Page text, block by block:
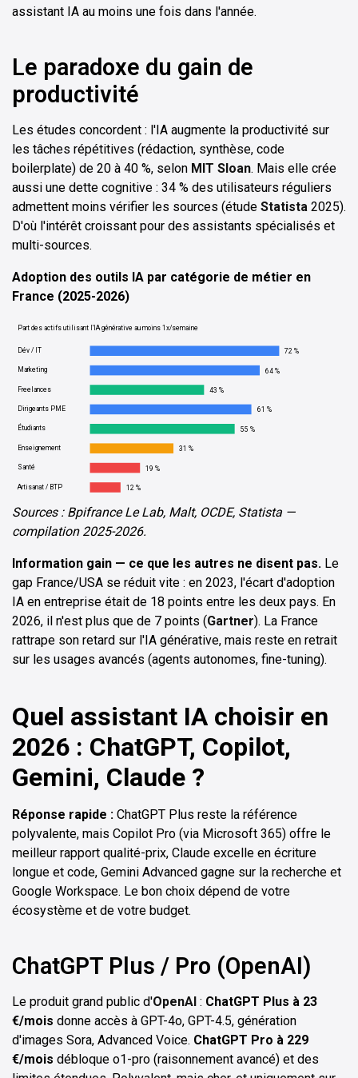
assistant IA au moins une fois dans l'année.
Le paradoxe du gain de
productivité
Les études concordent : l'IA augmente la productivité sur
les tâches répétitives (rédaction, synthèse, code
boilerplate) de 20 à 40 %, selon MIT Sloan. Mais elle crée
aussi une dette cognitive : 34 % des utilisateurs réguliers
admettent moins vérifier les sources (étude Statista 2025).
D'où l'intérêt croissant pour des assistants spécialisés et
multi-sources.
Adoption des outils IA par catégorie de métier en
France (2025-2026)
Part des actifs utilisant l'IA générative au moins 1x/semaine
Dév / IT 72 %
Marketing 64 %
Freelances 43 %
Dirigeants PME 61 %
Étudiants 55 %
Enseignement 31 %
Santé 19 %
Artisanat / BTP 12 %
Sources : Bpifrance Le Lab, Malt, OCDE, Statista —
compilation 2025-2026.
Information gain — ce que les autres ne disent pas. Le
gap France/USA se réduit vite : en 2023, l'écart d'adoption
IA en entreprise était de 18 points entre les deux pays. En
2026, il n'est plus que de 7 points (Gartner). La France
rattrape son retard sur l'IA générative, mais reste en retrait
sur les usages avancés (agents autonomes, fine-tuning).
Quel assistant IA choisir en
2026 : ChatGPT, Copilot,
Gemini, Claude ?
Réponse rapide : ChatGPT Plus reste la référence
polyvalente, mais Copilot Pro (via Microsoft 365) offre le
meilleur rapport qualité-prix, Claude excelle en écriture
longue et code, Gemini Advanced gagne sur la recherche et
Google Workspace. Le bon choix dépend de votre
écosystème et de votre budget.
ChatGPT Plus / Pro (OpenAI)
Le produit grand public d'OpenAI : ChatGPT Plus à 23
€/mois donne accès à GPT-4o, GPT-4.5, génération
d'images Sora, Advanced Voice. ChatGPT Pro à 229
€/mois débloque o1-pro (raisonnement avancé) et des